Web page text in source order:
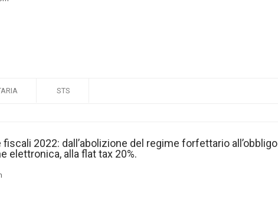
STS
2022: dall’abolizione del regime forfettario all’obbligo
elettronica, alla flat tax 20%.